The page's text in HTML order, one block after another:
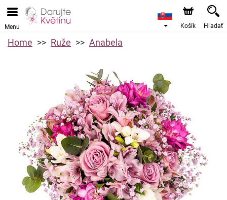
Menu Košík Hľadať
Home Ruže Anabela